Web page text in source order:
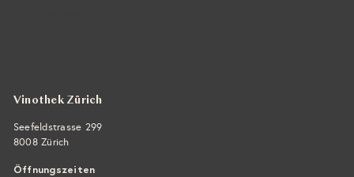
Vinothek Zürich
Seefeldstrasse 299
8008 Zürich
Öffnungszeiten